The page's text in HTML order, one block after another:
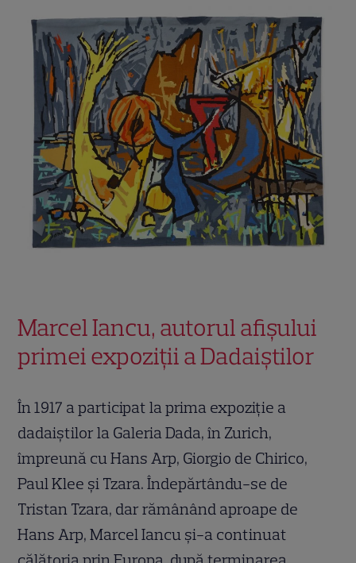
Marcel Iancu, autorul afișului
primei expoziții a Dadaiștilor
În 1917 a participat la prima expoziție a
dadaiștilor la Galeria Dada, în Zurich,
împreună cu Hans Arp, Giorgio de Chirico,
Paul Klee și Tzara. Îndepărtându-se de
Tristan Tzara, dar rămânând aproape de
Hans Arp, Marcel Iancu și-a continuat